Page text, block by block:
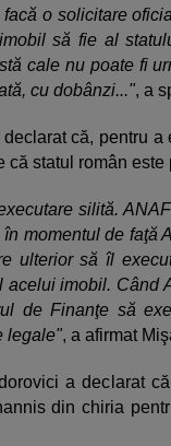
o solicitare
să fie al
cale nu poate fi
cu dobânzi...", a
declarat că, pentru
că statul român
silită.
momentul de faţă
ulterior să îl
acelui imobil. Când
de Finanţe să
legale", a afirmat
a declarat
din chiria